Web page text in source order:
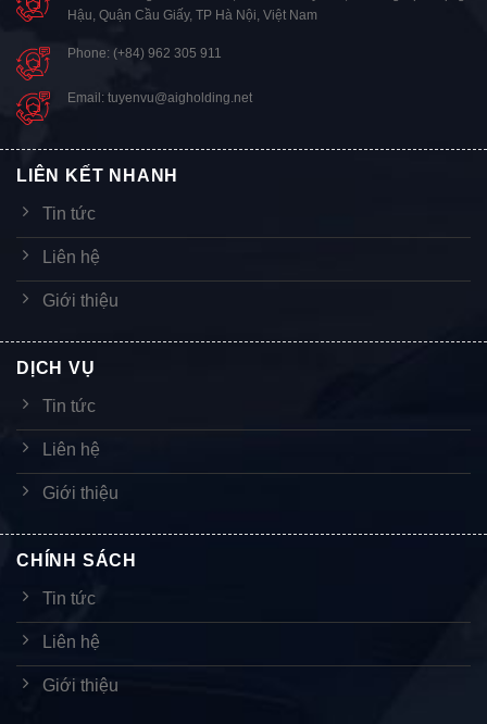
Hậu, Quận Cầu Giấy, TP Hà Nội, Việt Nam
Phone: (+84) 962 305 911
Email: tuyenvu@aigholding.net
LIÊN KẾT NHANH
Tin tức
Liên hệ
Giới thiệu
DỊCH VỤ
Tin tức
Liên hệ
Giới thiệu
CHÍNH SÁCH
Tin tức
Liên hệ
Giới thiệu